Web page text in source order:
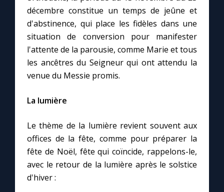
décembre constitue un temps de jeûne et
d'abstinence, qui place les fidèles dans une
situation de conversion pour manifester
l'attente de la parousie, comme Marie et tous
les ancêtres du Seigneur qui ont attendu la
venue du Messie promis.
La lumière
Le thème de la lumière revient souvent aux
offices de la fête, comme pour préparer la
fête de Noël, fête qui coïncide, rappelons-le,
avec le retour de la lumière après le solstice
d'hiver :